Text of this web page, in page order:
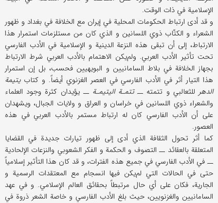
الإسلامية في ذات الوقت.
و قد أدى ارتباط الحكومات المحلية في إيران مع الخلافة في بغداد و ظهور
الشعراء و الكتّاب ذوي اللسانين و الذي كان من مستلزمات استمرار هذا
الارتباط، إلى أن تبقى هذه النزعة الدينية و الإسلامية في الأدب الفارسي
تحت تأثير الأدب العربي. ولم‌يكن الاهتمام بالأدب العربي شرط الارتباط
بجهاز الخلافة في بلاط السامانيين و البويهيين فحسب، بل إن استمرار
هذا التيار أثر في الأدب الفارسي في العصر الغزنوي أيضاً. و كتابيتيمة
الدهرللثعالبي و تتمته ــتتمـة اليتيمـةــ يؤيدان كثرة وجود العلماء
والشعراء ذوي اللسانين في خراسان و العراق و ولايات الجبال، ويشهدان
على أن الأدب الفارسي كان له ارتباط مستمر بالأدب العربي في هذه
العصور.
كما أثر تحول الثقافة الذي أدى إلى ظهور تيارات جديدة في القضايا
المتعلقة بالعقائد ــ التصوف و الحكمة و الفكر الشعوبي والنزعات الإلحادية
ــ في الأدب الفارسي في جميع هذه الفترات، و قد كان هذا التأثير إسلامياً
حتى في الحالات التي لم‌يكن فيها انسجام مع المعتقدات الرسمية و
الجارية، فكان على أي حال مرتبطاً بحقائق العالم الإسلامي. و في عهد
السامانيين والغزنويين، حيث بلغ الأدب الفارسي و خاصة الشعر ذروة في